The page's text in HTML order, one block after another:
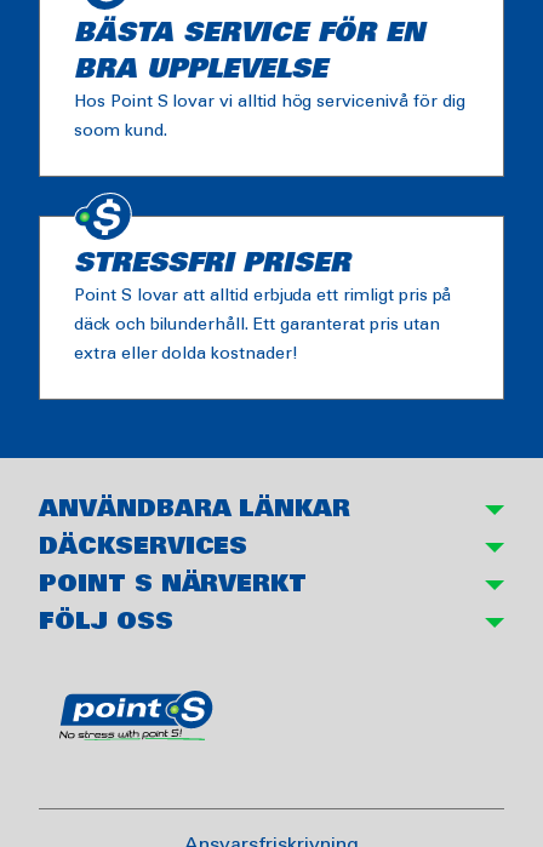
BÄSTA SERVICE FÖR EN
BRA UPPLEVELSE
Hos Point S lovar vi alltid hög servicenivå för dig
soom kund.
STRESSFRI PRISER
Point S lovar att alltid erbjuda ett rimligt pris på
däck och bilunderhåll. Ett garanterat pris utan
extra eller dolda kostnader!
ANVÄNDBARA LÄNKAR
DÄCKSERVICES
POINT S NÄRVERKT
FÖLJ OSS